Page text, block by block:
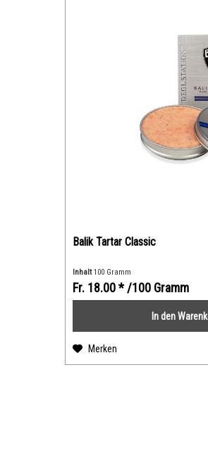
Balik Tartar Classic
Inhalt100 Gramm
Fr. 18.00 */100 Gramm
In den
Merken